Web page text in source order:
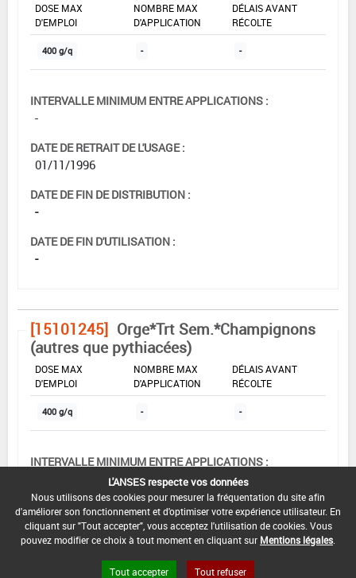
DOSE MAX
D'EMPLOI
NOMBRE MAX
D'APPLICATION
DÉLAIS AVANT
RÉCOLTE
400 g/q - -
INTERVALLE MINIMUM ENTRE APPLICATIONS :
-
DATE DE RETRAIT DE L'USAGE :
01/11/1996
DATE DE FIN DE DISTRIBUTION :
-
DATE DE FIN D'UTILISATION :
-
[15101245] Orge*Trt Sem.*Champignons
(autres que pythiacées)
DOSE MAX
D'EMPLOI
NOMBRE MAX
D'APPLICATION
DÉLAIS AVANT
RÉCOLTE
400 g/q - -
INTERVALLE MINIMUM ENTRE APPLICATIONS :
DATE DE RETRAIT DE L'USAGE :
01/11/1996
L'ANSES respecte vos données
Nous utilisons des cookies pour mesurer la fréquentation du site afin
d'améliorer son fonctionnement et d'optimiser votre expérience utilisateur. En
cliquant sur "Tout accepter", vous acceptez l'utilisation de cookies. Vous
pouvez modifier ce choix à tout moment en cliquant sur Mentions légales
Tout accepter Tout refuser